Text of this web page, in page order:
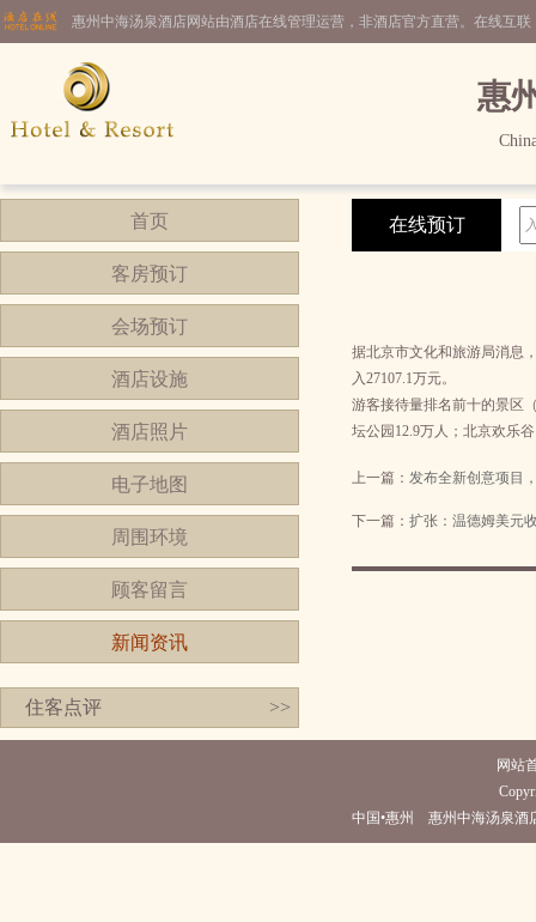
惠州中海汤泉酒店网站由酒店在线管理运营，非酒店官方直营。在线互
惠
首页
客房预订
会场预订
酒店设施
酒店照片
电子地图
周围环境
顾客留言
新闻资讯
住客点评 >>
在线预订
据北京市文化和旅游局消息
入27107.1万元。
游客接待量排名前十的景区
坛公园12.9万人；北京欢乐
上一篇： 发布全新创意项目
下一篇： 扩张：温德姆美元
网站
中国•惠州 惠州中海汤泉酒